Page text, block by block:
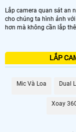
Lắp camera quan sát an
cho chúng ta hình ảnh
hơn mà không cần lắp
LẮP
Mic Và Loa Dual
Xoay